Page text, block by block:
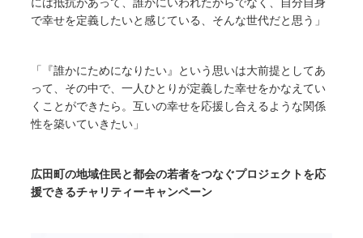
で幸せを定義したいと感じている、そんな世代だと思う」
「『誰かにためになりたい』という思いは大前提としてあ
って、その中で、一人ひとりが定義した幸せをかなえてい
くことができたら。互いの幸せを応援し合えるような関係
性を築いていきたい」
広田町の地域住民と都会の若者をつなぐプロジェクトを応
援できるチャリティーキャンペーン